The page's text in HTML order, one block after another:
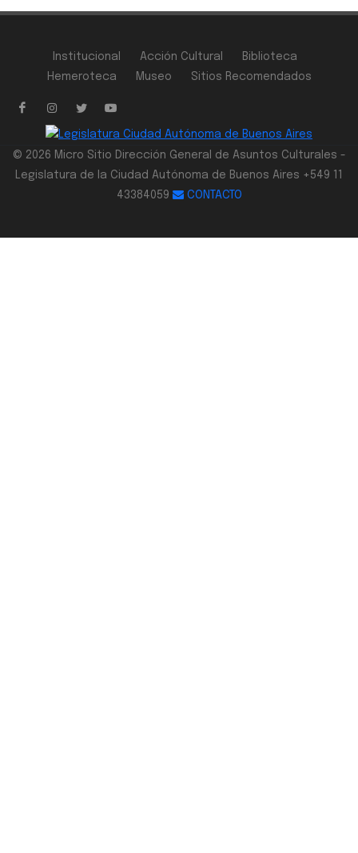
Institucional Acción Cultural
Biblioteca
Hemeroteca
Museo Sitios Recomendados
© 2026 Micro Sitio Dirección General de Asuntos Culturales -
Legislatura de la Ciudad Autónoma de Buenos Aires +549 11
43384059
CONTACTO